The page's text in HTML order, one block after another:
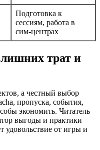
Подготовка к
сессиям, работа в
сим‑центрах
трат и
а честный выбор
пропуска, события,
экономить. Читатель
выгоды и практики
удовольствие от игры и